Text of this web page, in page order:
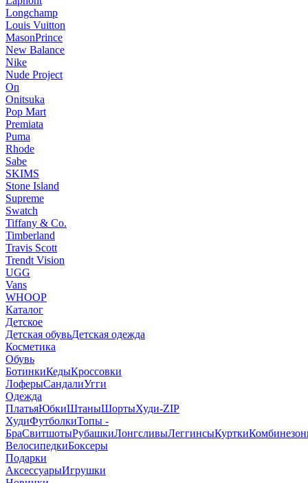
Longchamp
Louis Vuitton
MasonPrince
New Balance
Nike
Nude Project
On
Onitsuka
Pop Mart
Premiata
Puma
Rhode
Sabe
SKIMS
Stone Island
Supreme
Swatch
Tiffany & Co.
Timberland
Travis Scott
Trendt Vision
UGG
Vans
WHOOP
Каталог
Детское
Детская обувьДетская одежда
Косметика
Обувь
БотинкиКедыКроссовки
ЛоферыСандалиУгги
Одежда
ПлатьяЮбкиШтаныШортыХуди-ZIP
ХудиФутболкиТопы -
БраСвитшотыРубашкиЛонгсливыЛеггинсыКуртки
ВелосипедкиБоксеры
Подарки
АксессуарыИгрушки